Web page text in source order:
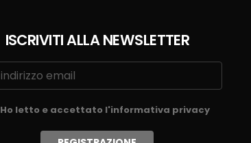
ISCRIVITI ALLA NEWSLETTER
Ho letto e accettato l'informativa privacy